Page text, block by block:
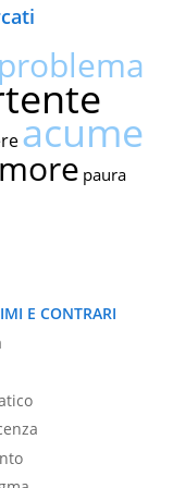
problema
acume
paura
E CONTRARI